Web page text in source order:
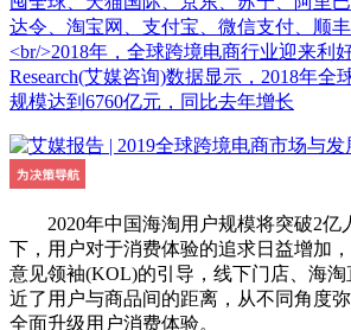
达令、淘宝网、支付宝、微信支付、顺
<br/>2018年，全球跨境电商行业迎来利
Research(艾媒咨询)数据显示，2018年全
规模达到6760亿元，同比去年增长
2020年中国海淘用户规模将突破2亿
下，用户对于消费体验的追求日益增加
意见领袖(KOL)的引导，线下门店、海
近了用户与商品间的距离，从不同角度
全面升级用户消费体验。